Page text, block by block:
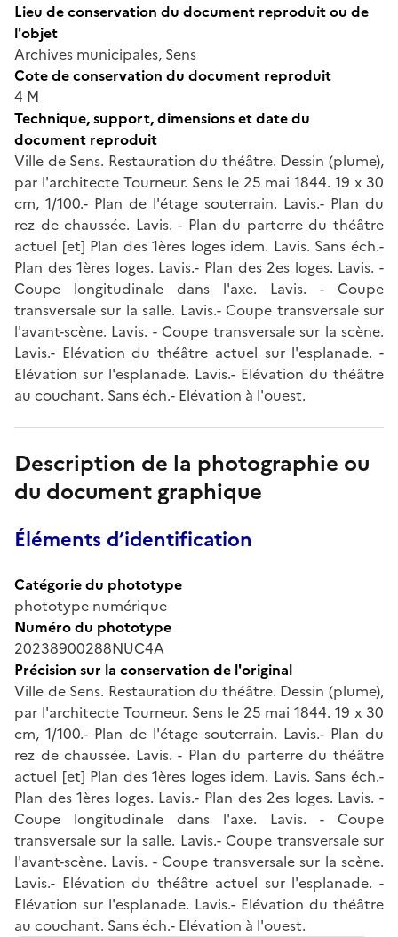
Lieu de conservation du document reproduit ou de
l'objet
Archives municipales, Sens
Cote de conservation du document reproduit
4 M
Technique, support, dimensions et date du
document reproduit
Ville de Sens. Restauration du théâtre. Dessin (plume),
par l'architecte Tourneur. Sens le 25 mai 1844. 19 x 30
cm, 1/100.- Plan de l'étage souterrain. Lavis.- Plan du
rez de chaussée. Lavis. - Plan du parterre du théâtre
actuel [et] Plan des 1ères loges idem. Lavis. Sans éch.-
Plan des 1ères loges. Lavis.- Plan des 2es loges. Lavis. -
Coupe longitudinale dans l'axe. Lavis. - Coupe
transversale sur la salle. Lavis.- Coupe transversale sur
l'avant-scène. Lavis. - Coupe transversale sur la scène.
Lavis.- Elévation du théâtre actuel sur l'esplanade. -
Elévation sur l'esplanade. Lavis.- Elévation du théâtre
au couchant. Sans éch.- Elévation à l'ouest.
Description de la photographie ou
du document graphique
Éléments d’identification
Catégorie du phototype
phototype numérique
Numéro du phototype
20238900288NUC4A
Précision sur la conservation de l'original
Ville de Sens. Restauration du théâtre. Dessin (plume),
par l'architecte Tourneur. Sens le 25 mai 1844. 19 x 30
cm, 1/100.- Plan de l'étage souterrain. Lavis.- Plan du
rez de chaussée. Lavis. - Plan du parterre du théâtre
actuel [et] Plan des 1ères loges idem. Lavis. Sans éch.-
Plan des 1ères loges. Lavis.- Plan des 2es loges. Lavis. -
Coupe longitudinale dans l'axe. Lavis. - Coupe
transversale sur la salle. Lavis.- Coupe transversale sur
l'avant-scène. Lavis. - Coupe transversale sur la scène.
Lavis.- Elévation du théâtre actuel sur l'esplanade. -
Elévation sur l'esplanade. Lavis.- Elévation du théâtre
au couchant. Sans éch.- Elévation à l'ouest.